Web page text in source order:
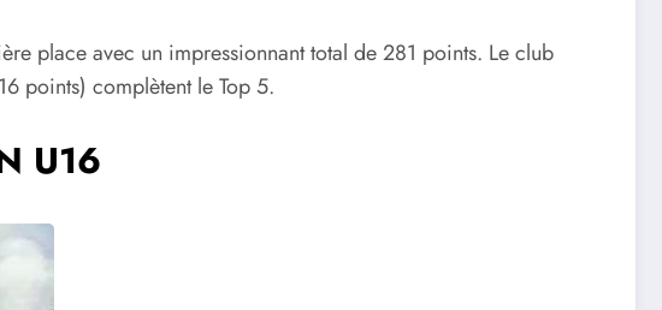
place avec un impressionnant total de 281 points. Le club
points) complètent le Top 5.
U16